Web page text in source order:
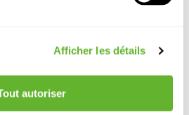
Afficher les détails
autoriser
Fiberstone Terreno